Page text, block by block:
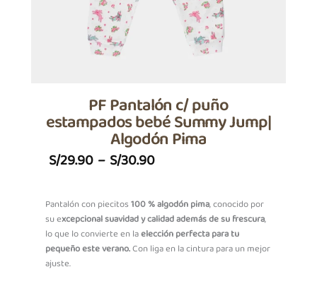
PF Pantalón c/ puño
estampados bebé Summy Jump|
Algodón Pima
S/29.90 – S/30.90Price
S/29.90
Through
S/30.90
Pantalón con piecitos100 % algodón pima, conocido por
su excepcional suavidad y calidad además de su frescura,
lo que lo convierte en laelección perfecta para tu
pequeño este verano.Con liga en la cintura para un mejor
ajuste.